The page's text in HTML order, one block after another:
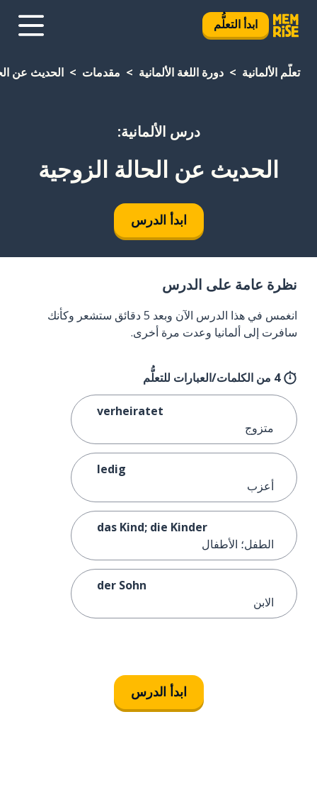
ابدأ التعلُّم
تعلَّم الألمانية دورة اللغة الألمانية مقدمات الحديث عن
درس الألمانية:
الحديث عن الحالة الزوجية
ابدأ الدرس
نظرة عامة على الدرس
انغمس في هذا الدرس الآن وبعد 5 دقائق ستشعر وكأنك
سافرت إلى ألمانيا وعدت مرة أخرى.
4 من الكلمات/العبارات للتعلُّم
verheiratet
متزوج
ledig
أعزب
das Kind; die Kinder
الطفل؛ الأطفال
der Sohn
الابن
ابدأ الدرس